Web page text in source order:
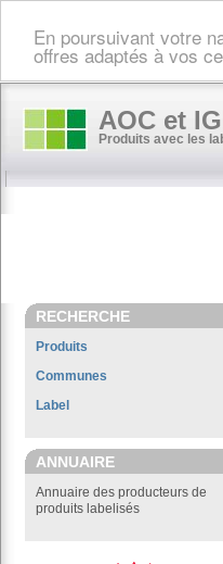
En poursuivant votre
offres adaptés à vos
AOC et
Produits avec les
RECHERCHE
Produits
Communes
Label
ANNUAIRE
Annuaire des producteurs de
produits labelisés